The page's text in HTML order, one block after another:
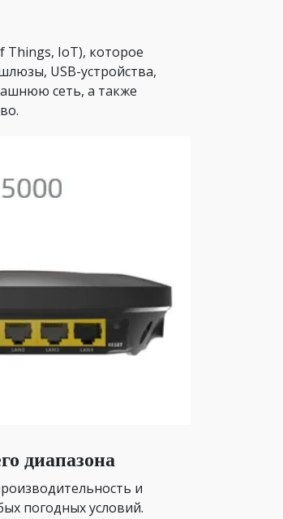
Things, IoT), которое
USB-устройства,
сеть, а также
диапазона
и
погодных условий.